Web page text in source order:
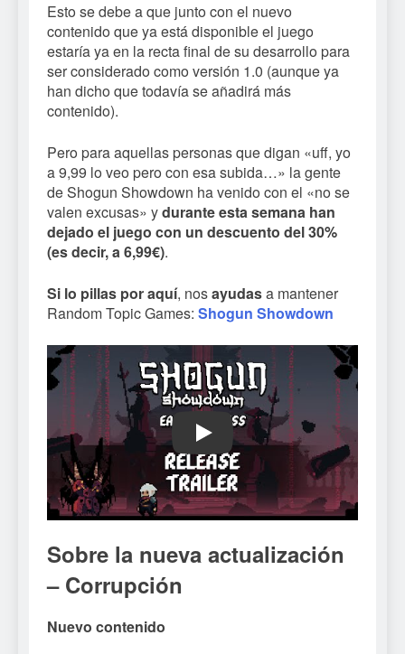
Esto se debe a que junto con el nuevo
contenido que ya está disponible el juego
estaría ya en la recta final de su desarrollo para
ser considerado como versión 1.0 (aunque ya
han dicho que todavía se añadirá más
contenido).
Pero para aquellas personas que digan «uff, yo
a 9,99 lo veo pero con esa subida…» la gente
de Shogun Showdown ha venido con el «no se
valen excusas» ydurante esta semana han
dejado el juego con un descuento del 30%
(es decir, a 6,99€).
Si lo pillas por aquí, nosayudasa mantener
Random Topic Games: Shogun Showdown
Play
Sobre la nueva actualización
– Corrupción
Nuevo contenido